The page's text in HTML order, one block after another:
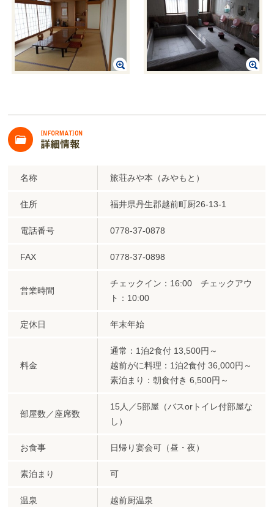
名称 旅荘みや本（みやもと）
住所 福井県丹生郡越前町厨26-13-1
電話番号 0778-37-0878
FAX 0778-37-0898
営業時間
チェックイン：16:00 チェックアウ
ト：10:00
定休日 年末年始
料金
通常：1泊2食付 13,500円～
越前がに料理：1泊2食付 36,000円～
素泊まり：朝食付き 6,500円～
部屋数／座席数
15人／5部屋（バスorトイレ付部屋な
し）
お食事 日帰り宴会可（昼・夜）
素泊まり 可
温泉 越前厨温泉